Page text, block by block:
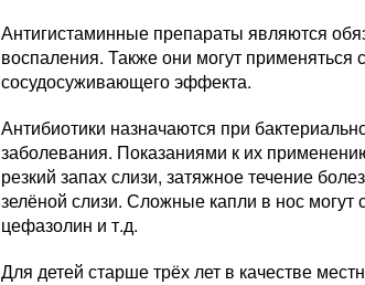
Антигистаминные препараты являются
воспаления. Также они могут применяться
сосудосуживающего эффекта.
Антибиотики назначаются при
заболевания. Показаниями к их
резкий запах слизи, затяжное течение
зелёной слизи. Сложные капли в нос
цефазолин и т.д.
Для детей старше трёх лет в качестве